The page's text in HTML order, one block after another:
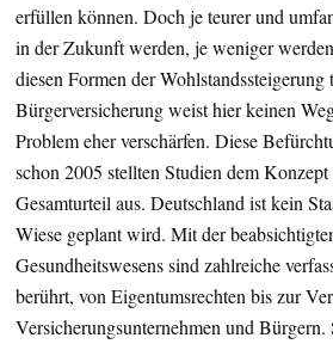
erfüllen können. Doch je teurer und
in der Zukunft werden, je weniger
diesen Formen der
Bürgerversicherung weist hier keinen
Problem eher verschärfen. Diese
schon 2005 stellten Studien dem Konzept
Gesamturteil aus. Deutschland ist kein
Wiese geplant wird. Mit der
Gesundheitswesens sind zahlreiche
berührt, von Eigentumsrechten bis zur
Versicherungsunternehmen und Bürgern.